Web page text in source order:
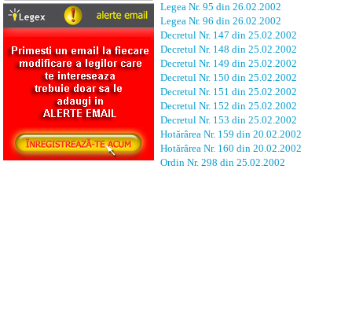
Legea Nr. 95 din 26.02.2002
Legea Nr. 96 din 26.02.2002
Decretul Nr. 147 din 25.02.2002
Decretul Nr. 148 din 25.02.2002
Decretul Nr. 149 din 25.02.2002
Decretul Nr. 150 din 25.02.2002
Decretul Nr. 151 din 25.02.2002
Decretul Nr. 152 din 25.02.2002
Decretul Nr. 153 din 25.02.2002
Hotărârea Nr. 159 din 20.02.2002
Hotărârea Nr. 160 din 20.02.2002
Ordin Nr. 298 din 25.02.2002